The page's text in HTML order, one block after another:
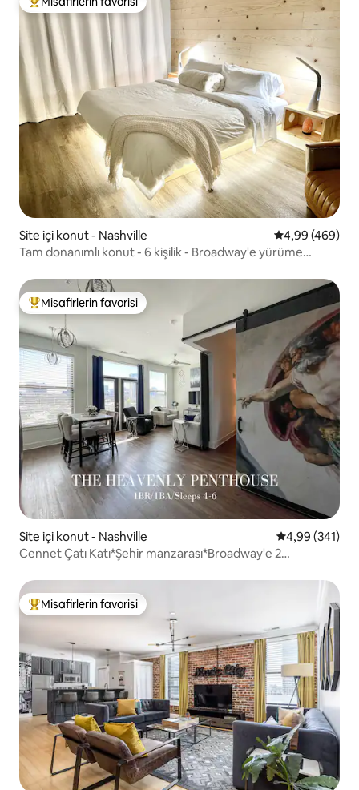
Misafirlerin favorilerinden en beğenilenler arasında
Site içi konut - Nashville 5 üzerinden
4,99 (469)
Tam donanımlı konut - 6 kişilik - Broadway'e yürüme
Misafirlerin favorilerinden en beğenilenler arasında
Misafirlerin favorisi
Site içi konut - Nashville 5 üzerinden
4,99 (341)
Cennet Çatı Katı*Şehir manzarası*Broadway'e 2
Misafirlerin favorilerinden en beğenilenler arasında
Misafirlerin favorisi